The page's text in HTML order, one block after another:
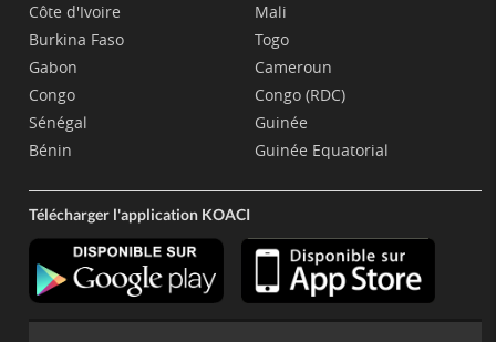
Côte d'Ivoire
Burkina Faso
Gabon
Congo
Sénégal
Bénin
Mali
Togo
Cameroun
Congo (RDC)
Guinée
Guinée Equatorial
Télécharger l'application KOACI